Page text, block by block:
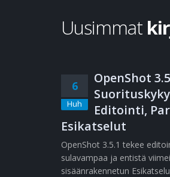
Uusimmat
6
Huh
OpenShot
Editointi,
Esikatselut
OpenShot 3.5.1 tekee
sulavampaa ja entistä
sisäänrakennetun